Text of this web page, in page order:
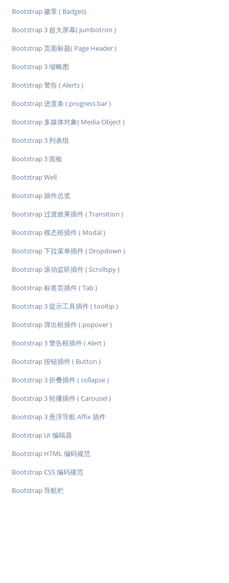
Bootstrap 徽章 ( Badges)
Bootstrap 3 超大屏幕( Jumbotron )
Bootstrap 页面标题( Page Header )
Bootstrap 3 缩略图
Bootstrap 警告 ( Alerts )
Bootstrap 进度条 ( progress bar )
Bootstrap 多媒体对象( Media Object )
Bootstrap 3 列表组
Bootstrap 3 面板
Bootstrap Well
Bootstrap 插件总览
Bootstrap 过渡效果插件 ( Transition )
Bootstrap 模态框插件 ( Modal )
Bootstrap 下拉菜单插件 ( Dropdown )
Bootstrap 滚动监听插件 ( Scrollspy )
Bootstrap 标签页插件 ( Tab )
Bootstrap 3 提示工具插件 ( tooltip )
Bootstrap 弹出框插件 ( popover )
Bootstrap 3 警告框插件 ( Alert )
Bootstrap 按钮插件 ( Button )
Bootstrap 3 折叠插件 ( collapse )
Bootstrap 3 轮播插件 ( Carousel )
Bootstrap 3 悬浮导航 Affix 插件
Bootstrap UI 编辑器
Bootstrap HTML 编码规范
Bootstrap CSS 编码规范
Bootstrap 导航栏